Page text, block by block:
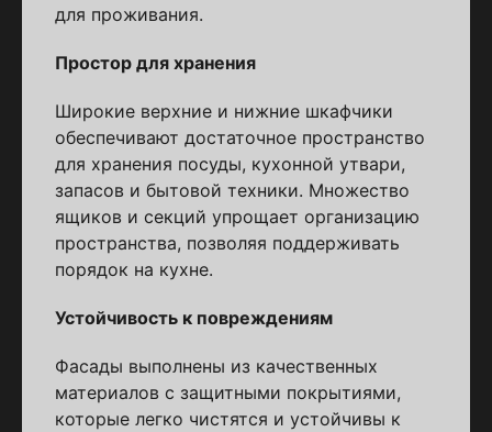
для проживания.
Простор для хранения
Широкие верхние и нижние шкафчики
обеспечивают достаточное пространство
для хранения посуды, кухонной утвари,
запасов и бытовой техники. Множество
ящиков и секций упрощает организацию
пространства, позволяя поддерживать
порядок на кухне.
Устойчивость к повреждениям
Фасады выполнены из качественных
материалов с защитными покрытиями,
которые легко чистятся и устойчивы к